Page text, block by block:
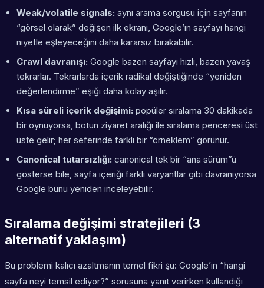
Weak/volatile signals: aynı arama sorgusu için sayfanın
“görsel olarak” değişen ilk ekranı, Google’ın sayfayı hangi
niyetle eşleyeceğini daha kararsız bırakabilir.
Crawl davranışı: Google bazen sayfayı hızlı, bazen yavaş
tekrarlar. Tekrarlarda içerik radikal değiştiğinde “yeniden
değerlendirme” eşiği daha kolay aşılır.
Kısa süreli içerik değişimi: popüler sıralama 30 dakikada
bir oynuyorsa, botun ziyaret aralığı ile sıralama penceresi üst
üste gelir; her seferinde farklı bir “örneklem” görünür.
Canonical tutarsızlığı: canonical tek bir “ana sürüm”ü
gösterse bile, sayfa içeriği farklı varyantlar gibi davranıyorsa
Google bunu yeniden inceleyebilir.
Sıralama değişimi stratejileri (3
alternatif yaklaşım)
Bu problemi kalıcı azaltmanın temel fikri şu: Google’ın “hangi
sayfa neyi temsil ediyor?” sorusuna yanıt verirken kullandığı